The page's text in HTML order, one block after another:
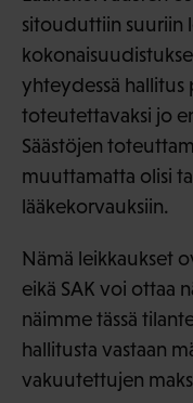
sitouduttiin suuriin
yhteydessä hallitus
toteutettavaksi jo
Säästöjen
muuttamatta olisi
lääkekorvauksiin.
Nämä leikkaukset
eikä SAK voi ottaa
näimme tässä
hallitusta vastaan
vakuutettujen